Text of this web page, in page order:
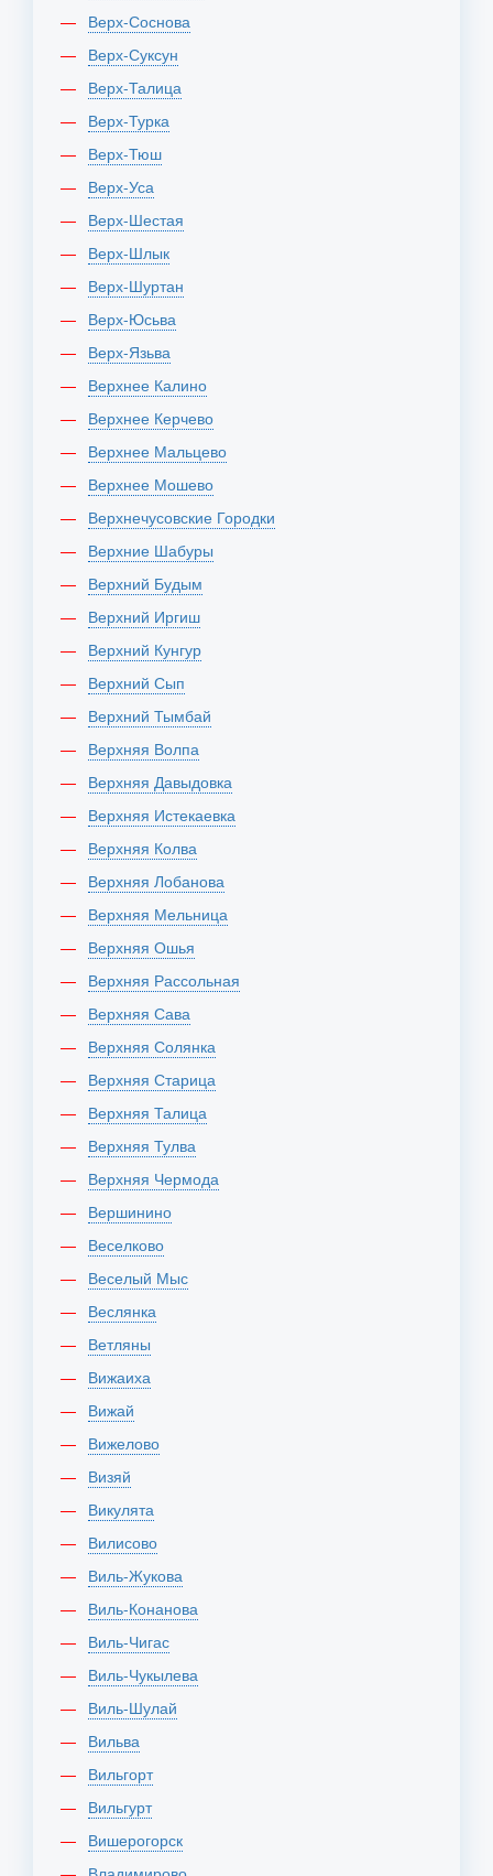
Верх-Соснова
Верх-Суксун
Верх-Талица
Верх-Турка
Верх-Тюш
Верх-Уса
Верх-Шестая
Верх-Шлык
Верх-Шуртан
Верх-Юсьва
Верх-Язьва
Верхнее Калино
Верхнее Керчево
Верхнее Мальцево
Верхнее Мошево
Верхнечусовские Городки
Верхние Шабуры
Верхний Будым
Верхний Иргиш
Верхний Кунгур
Верхний Сып
Верхний Тымбай
Верхняя Волпа
Верхняя Давыдовка
Верхняя Истекаевка
Верхняя Колва
Верхняя Лобанова
Верхняя Мельница
Верхняя Ошья
Верхняя Рассольная
Верхняя Сава
Верхняя Солянка
Верхняя Старица
Верхняя Талица
Верхняя Тулва
Верхняя Чермода
Вершинино
Веселково
Веселый Мыс
Веслянка
Ветляны
Вижаиха
Вижай
Вижелово
Визяй
Викулята
Вилисово
Виль-Жукова
Виль-Конанова
Виль-Чигас
Виль-Чукылева
Виль-Шулай
Вильва
Вильгорт
Вильгурт
Вишерогорск